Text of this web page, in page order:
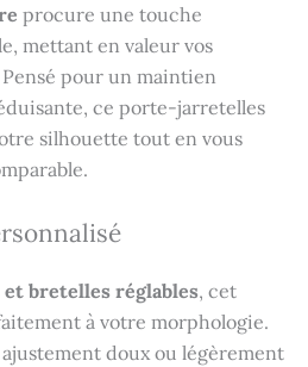
procure une touche
mettant en valeur vos
pour un maintien
ce porte-jarretelles
silhouette tout en vous
bretelles réglables, cet
à votre morphologie.
doux ou légèrement